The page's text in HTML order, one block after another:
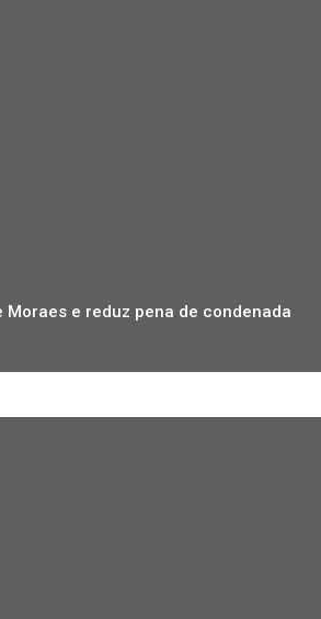
Moraes e reduz pena de condenada